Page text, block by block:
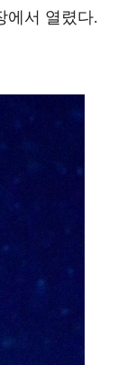
에서 열렸다.